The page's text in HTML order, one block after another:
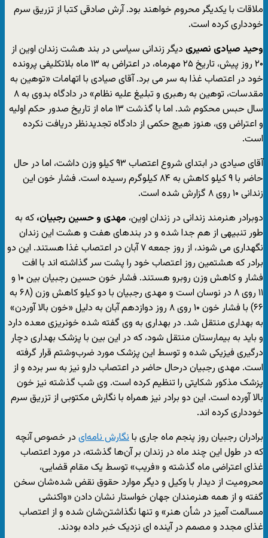
ملاقات با یکدیگر محروم خواهند بود. آرش صادقی کتبا از تزریق سرم
خودداری کرده است.
وحید صیادی نصیری دیگر زندانی سیاسی در بند هشت زندان اوین از
۲۰ روز پیش، تاریخ ۲۵ مهرماه، در اعتراض به ۱۳ ماه بلاتکلیفی پرونده
خود در اعتصاب غذا به سر می برد. آقای صیادی با اتهامات «توهین به
مقدسات، توهین به رهبری و تبلیغ علیه نظام» در دادگاه بدوی به ۸
سال حبس محکوم شد. اما با گذشت ۱۳ ماه از تاریخ صدور حکم اولیه
و اعتراض وی، هنوز هیچ حکمی از دادگاه تجدیدنظر دریافت نکرده
است.
آقای صیادی در ابتدای شروع اعتصاب ۹۳ کیلو وزن داشت، اما در حال
حاضر با ۹ کیلو کاهش به ۸۴ کیلوگرم رسیده است. فشار خون این
زندانی ۱۰ روی ۸ گزارش شده است.
دوبرادر هنرمند زندانی در زندان اوین، مهدی و حسین رجبیان، که به
طور تنبیهی از هم جدا شده و در بندهای هفت و هشت این زندان
نگهداری می شوند، از روز جمعه ۷ آبان در اعتصاب غذا هستند. این دو
برادر که هشتمین روز اعتصاب خود را پشت سر گذاشته اند با افت
فشار و کاهش وزن روبرو هستند. فشار خون حسین رجبیان بین ۱۰ و
۱۱ روی ۸ در نوسان است و مهدی رجبیان با دو کیلو کاهش وزن (۶۸ به
۶۶) با فشار خون ۱۰ روی ۸ روز دوازدهم آبان به دلیل «خون بالا آوردن»
به بهداری منتقل شد. در بهداری به وی گفته شده خونریزی معده دارد
و باید به بیمارستان منتقل شود، که در این بین با پزشک بهداری دچار
درگیری فیزیکی شده و توسط این پزشک مورد ضرب‌وشتم قرار گرفته
است. مهدی رجبیان درحال حاضر در اعتصاب دارو نیز به سر برده و از
پزشک مذکور شکایتی را تنظیم کرده است. وی شب گذشته نیز خون
بالا آورده است. این دو برادر نیز همراه با نگارش مکتوبی از تزریق سرم
خودداری کرده اند.
برادران رجبیان روز پنجم ماه جاری بانگارش نامه‌ای در خصوص آنچه
که در طول این چند ماه در زندان بر آن‌ها گذشته، در مورد اعتصاب
غذای اعتراضی ماه گذشته و «فریب» توسط یک مقام قضایی،
محرومیت از دیدار با وکیل و دیگر موارد حقوق نقض شده‌شان سخن
گفته و از همه هنرمندان جهان خواستار نشان دادن «واکنشی
مسالمت آمیز در شأن هنر» و تنها نگذاشتن‌شان شده‌ و از اعتصاب
غذای مجدد و مصمم در آینده ای نزدیک خبر داده بودند.